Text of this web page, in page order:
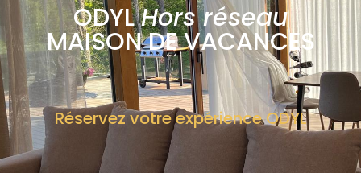
ODYLHors réseau
MAISON DE VACANCES
Réservez votre expérience ODYL